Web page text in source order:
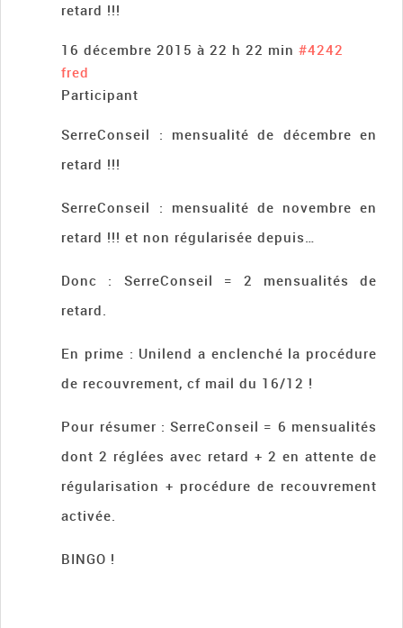
retard !!!
16 décembre 2015 à 22 h 22 min #4242
fred
Participant
SerreConseil : mensualité de décembre en
retard !!!
SerreConseil : mensualité de novembre en
retard !!! et non régularisée depuis…
Donc : SerreConseil = 2 mensualités de
retard.
En prime : Unilend a enclenché la procédure
de recouvrement, cf mail du 16/12 !
Pour résumer : SerreConseil = 6 mensualités
dont 2 réglées avec retard + 2 en attente de
régularisation + procédure de recouvrement
activée.
BINGO !